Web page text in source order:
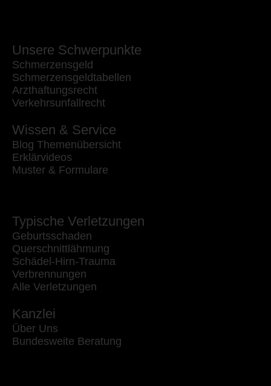
Unsere Schwerpunkte
Schmerzensgeld
Schmerzensgeldtabellen
Arzthaftungsrecht
Verkehrsunfallrecht
Wissen & Service
Blog Themenübersicht
Erklärvideos
Muster & Formulare
Typische Verletzungen
Geburtsschaden
Querschnittlähmung
Schädel-Hirn-Trauma
Verbrennungen
Alle Verletzungen
Kanzlei
Über Uns
Bundesweite Beratung